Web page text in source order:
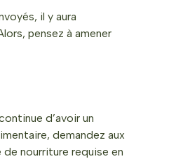
il y aura
pensez à amener
d’avoir un
demandez aux
nourriture requise en